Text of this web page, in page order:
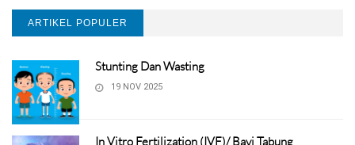
ARTIKEL POPULER
Stunting Dan Wasting
19 NOV 2025
In Vitro Fertilization (IVF)/ Bayi Tabung